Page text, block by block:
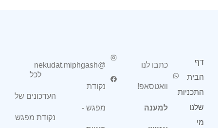
דף
הבית
התכניות
שלנו
מי
כתבו לנו
וואטסאפ!
למענה
@nekudat.miphgash
נקודת
מפגש -
לכל
העדכונים של
נקודת מפגש